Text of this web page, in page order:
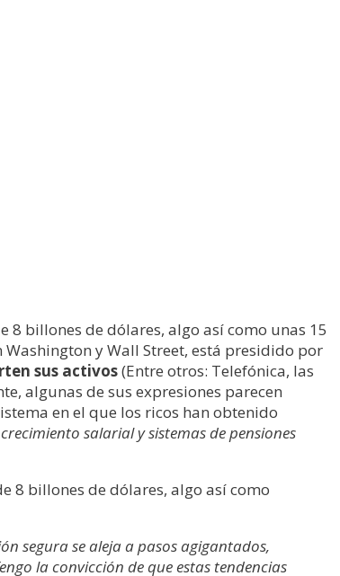
billones de dólares, algo así como unas 15
y Wall Street, está presidido por
sus activos(Entre otros: Telefónica, las
algunas de sus expresiones parecen
en el que los ricos han obtenido
salarial y sistemas de pensiones
8 billones de dólares, algo así como
segura se aleja a pasos agigantados,
la convicción de que estas tendencias